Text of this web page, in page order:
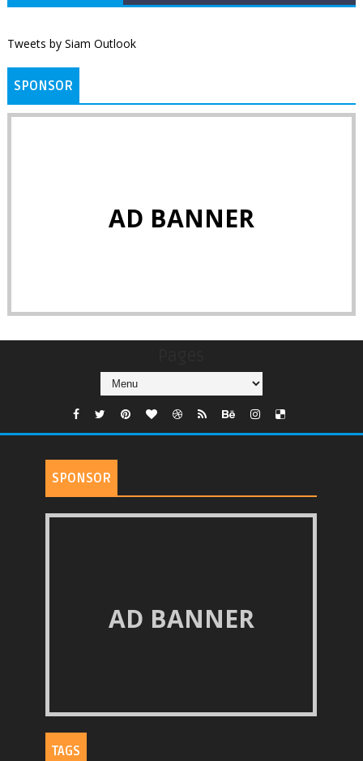
Tweets by Siam Outlook
SPONSOR
AD BANNER
SPONSOR
AD BANNER
TAGS